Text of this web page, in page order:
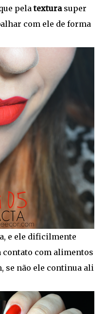
pelatexturasuper
com ele de forma
e ele dificilmente
contato com alimentos
se não ele continua ali